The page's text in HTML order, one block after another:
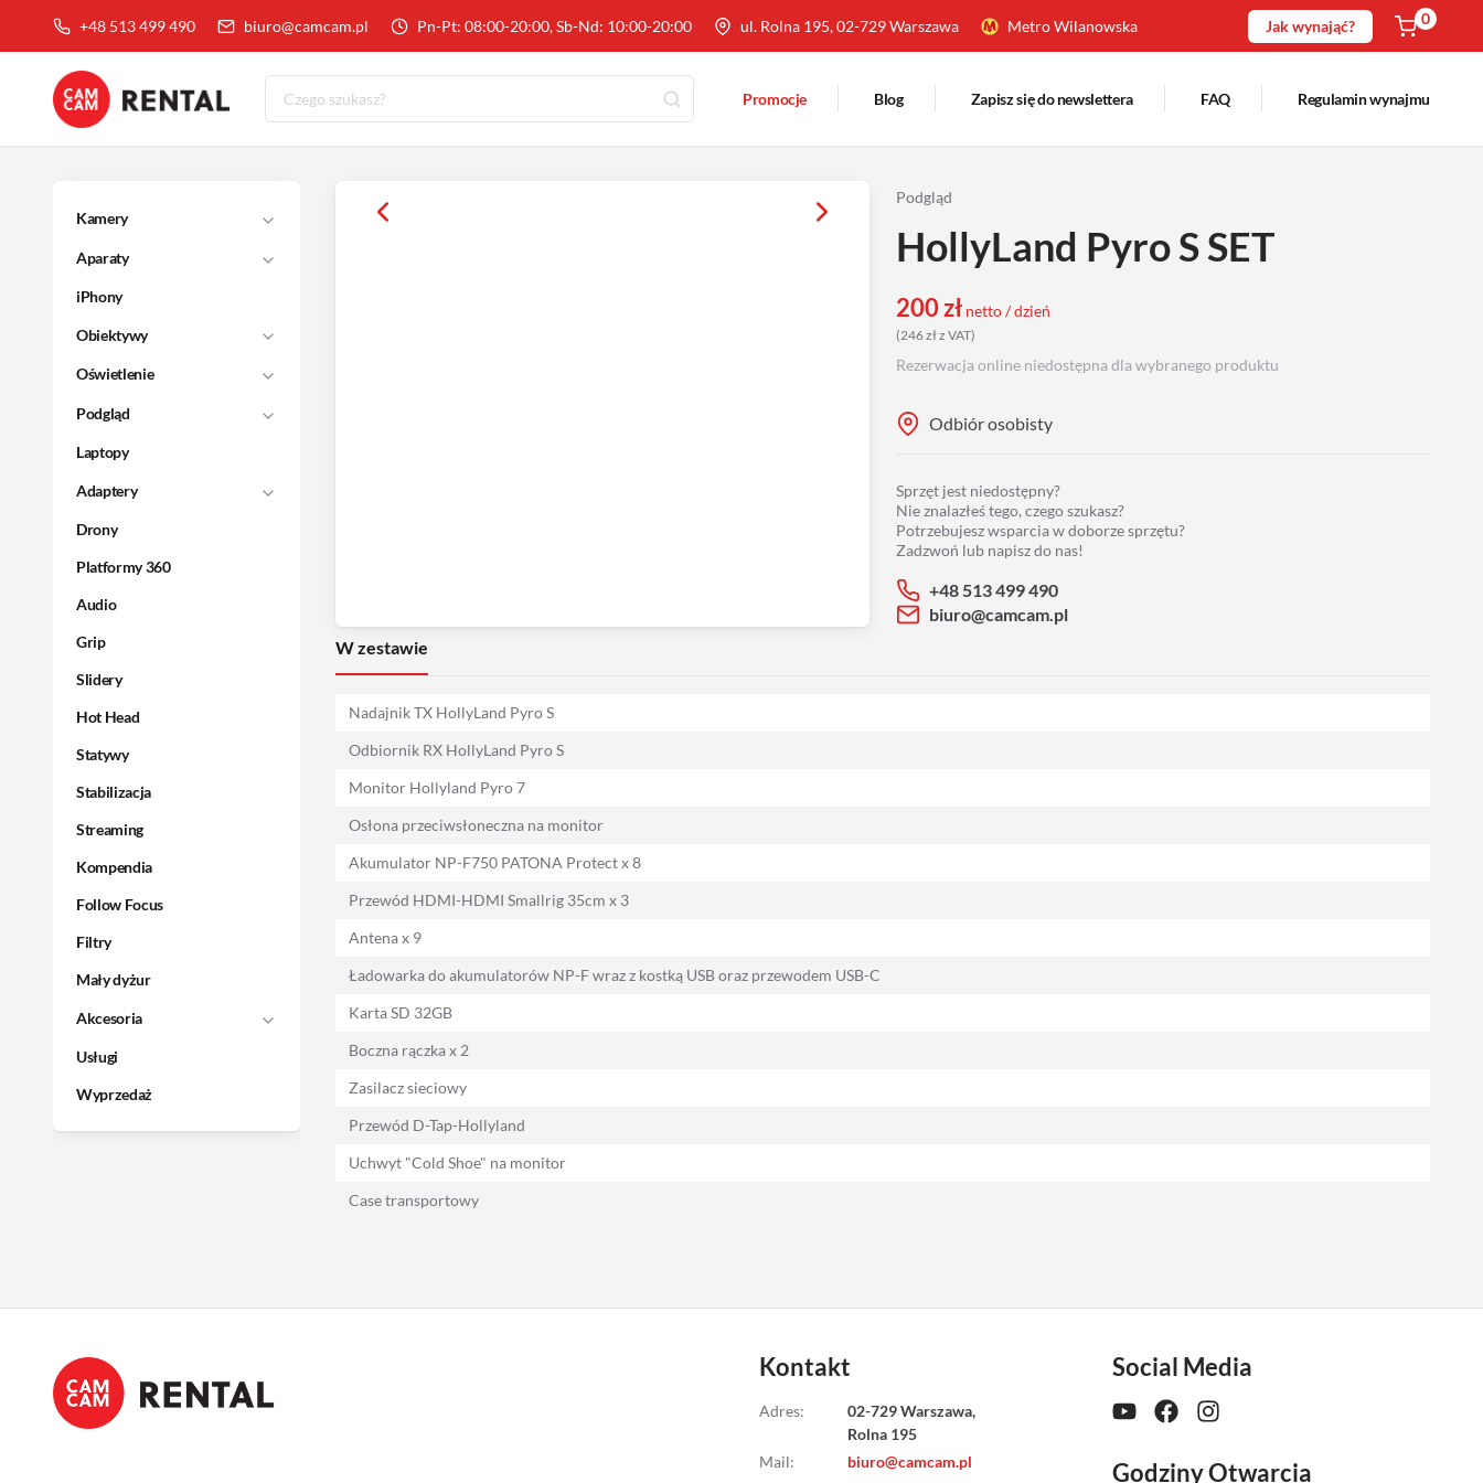
+48 513 499 490 biuro@camcam.pl Pn-Pt: 08:00-20:00, Sb-Nd: 10:00-20:00 ul. Rolna 195, 02-729 Warszawa Metro Wilanowska Jak wynająć? 0
Promocje Blog Zapisz się do newslettera FAQ Regulamin wynajmu
Kamery
Aparaty
iPhony
Obiektywy
Oświetlenie
Podgląd
Laptopy
Adaptery
Drony
Platformy 360
Audio
Grip
Slidery
Hot Head
Statywy
Stabilizacja
Streaming
Kompendia
Follow Focus
Filtry
Mały dyżur
Akcesoria
Usługi
Wyprzedaż
Podgląd
HollyLand Pyro S SET
200zł netto / dzień
(246złz VAT)
Rezerwacja online niedostępna dla wybranego produktu
Odbiór osobisty
Sprzęt jest niedostępny?
Nie znalazłeś tego, czego szukasz?
Potrzebujesz wsparcia w doborze sprzętu?
Zadzwoń lub napisz do nas!
+48 513 499 490
biuro@camcam.pl
W zestawie
Nadajnik TX HollyLand Pyro S
Odbiornik RX HollyLand Pyro S
Monitor Hollyland Pyro 7
Osłona przeciwsłoneczna na monitor
Akumulator NP-F750 PATONA Protect x 8
Przewód HDMI-HDMI Smallrig 35cm x 3
Antena x 9
Ładowarka do akumulatorów NP-F wraz z kostką USB oraz przewodem USB-C
Karta SD 32GB
Boczna rączka x 2
Zasilacz sieciowy
Przewód D-Tap-Hollyland
Uchwyt "Cold Shoe" na monitor
Case transportowy
Kontakt
Adres:
02-729 Warszawa,
Rolna 195
Mail:
biuro@camcam.pl
Social Media
Godziny Otwarcia